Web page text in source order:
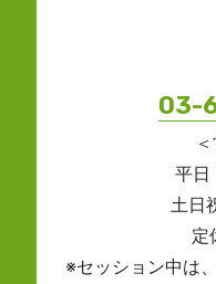
03-
平
土日
定
※セッション中は